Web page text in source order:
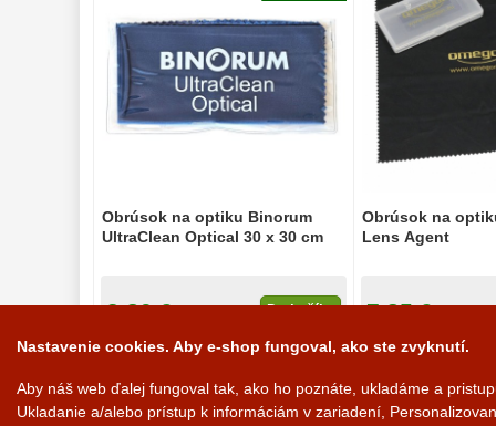
Obrúsok na optiku Binorum
UltraClean Optical 30 x 30 cm
3,80 € Do košíka
Obrúsok na
Lens Agent
7,85 €
Nastavenie cookies. Aby e-shop fungoval, ako ste zvyknutí.
Aby náš web ďalej fungoval tak, ako ho poznáte, ukladáme a
Ukladanie a/alebo prístup k informáciám v zariadení,